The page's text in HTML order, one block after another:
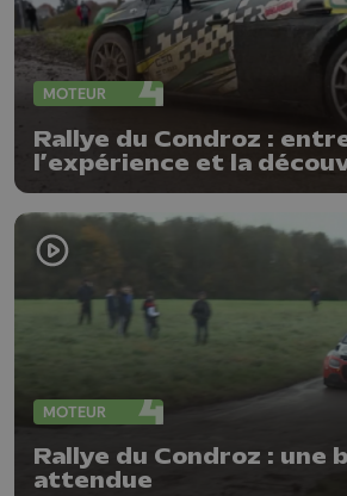
MOTEUR
Rallye du Condroz :
l’expérience et la
MOTEUR
Rallye du Condroz : une
attendue